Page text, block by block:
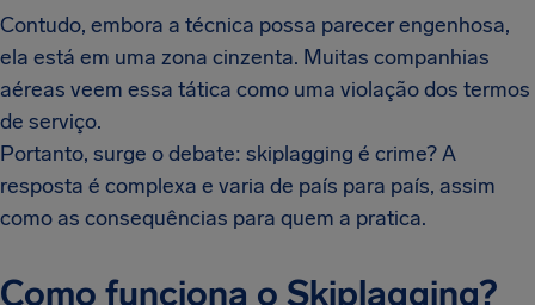
Contudo, embora a técnica possa parecer engenhosa,
ela está em uma zona cinzenta. Muitas companhias
aéreas veem essa tática como uma violação dos termos
de serviço.
Portanto, surge o debate: skiplagging é crime? A
resposta é complexa e varia de país para país, assim
como as consequências para quem a pratica.
Como funciona o Skiplagging?